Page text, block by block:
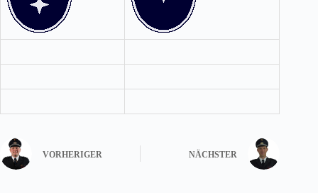
VORHERIGER NÄCHSTER